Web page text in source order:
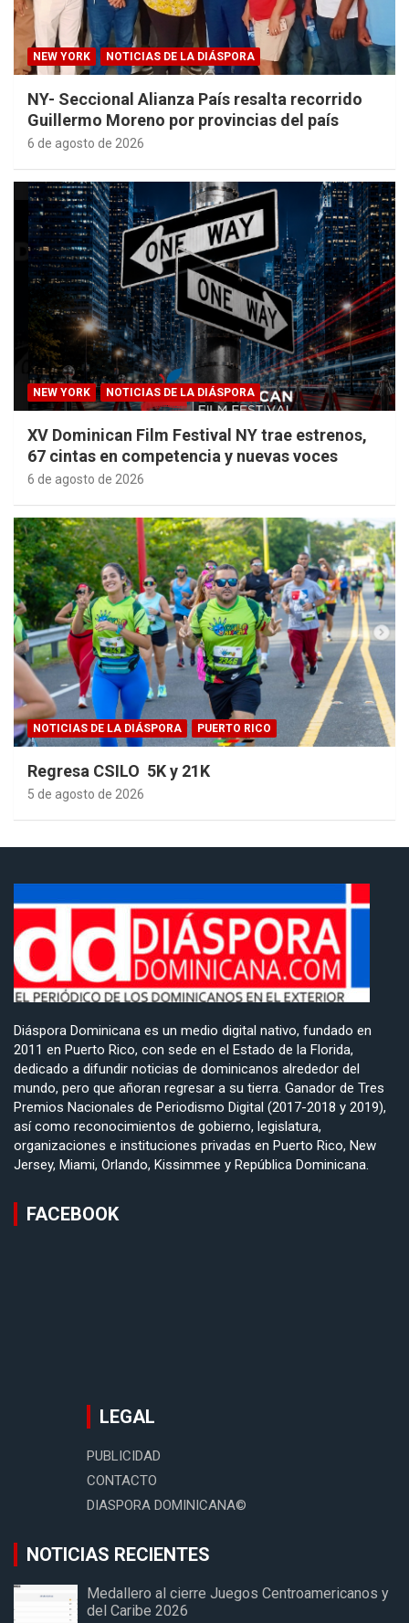
NEW YORK NOTICIAS DE LA DIÁSPORA
NY- Seccional Alianza País resalta recorrido
Guillermo Moreno por provincias del país
6 de agosto de 2026
NEW YORK NOTICIAS DE LA DIÁSPORA
XV Dominican Film Festival NY trae estrenos,
67 cintas en competencia y nuevas voces
6 de agosto de 2026
NOTICIAS DE LA DIÁSPORA PUERTO RICO
Regresa CSILO 5K y 21K
5 de agosto de 2026
Diáspora Dominicana es un medio digital nativo, fundado en
2011 en Puerto Rico, con sede en el Estado de la Florida,
dedicado a difundir noticias de dominicanos alrededor del
mundo, pero que añoran regresar a su tierra. Ganador de Tres
Premios Nacionales de Periodismo Digital (2017-2018 y 2019),
así como reconocimientos de gobierno, legislatura,
organizaciones e instituciones privadas en Puerto Rico, New
Jersey, Miami, Orlando, Kissimmee y República Dominicana.
FACEBOOK
LEGAL
PUBLICIDAD
CONTACTO
DIASPORA DOMINICANA©
NOTICIAS RECIENTES
Medallero al cierre Juegos Centroamericanos y
del Caribe 2026